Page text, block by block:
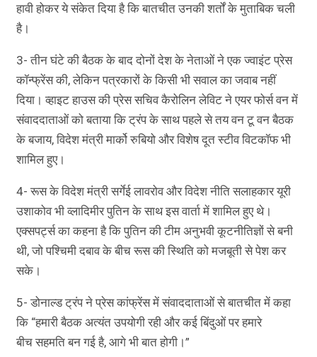
हावी होकर ये संकेत दिया है कि बातचीत उनकी शर्तों के मुताबिक चली
है।
3- तीन घंटे की बैठक के बाद दोनों देश के नेताओं ने एक ज्वाइंट प्रेस
कॉन्फ्रेंस की, लेकिन पत्रकारों के किसी भी सवाल का जवाब नहीं
दिया। व्हाइट हाउस की प्रेस सचिव कैरोलिन लेविट ने एयर फोर्स वन में
संवाददाताओं को बताया कि ट्रंप के साथ पहले से तय वन टू वन बैठक
के बजाय, विदेश मंत्री मार्को रुबियो और विशेष दूत स्टीव विटकॉफ भी
शामिल हुए।
4- रूस के विदेश मंत्री सर्गेई लावरोव और विदेश नीति सलाहकार यूरी
उशाकोव भी व्लादिमीर पुतिन के साथ इस वार्ता में शामिल हुए थे।
एक्सपर्ट्स का कहना है कि पुतिन की टीम अनुभवी कूटनीतिज्ञों से बनी
थी, जो पश्चिमी दबाव के बीच रूस की स्थिति को मजबूती से पेश कर
सके।
5- डोनाल्ड ट्रंप ने प्रेस कांफ्रेंस में संवाददाताओं से बातचीत में कहा
कि “हमारी बैठक अत्यंत उपयोगी रही और कई बिंदुओं पर हमारे
बीच सहमति बन गई है, आगे भी बात होगी।”